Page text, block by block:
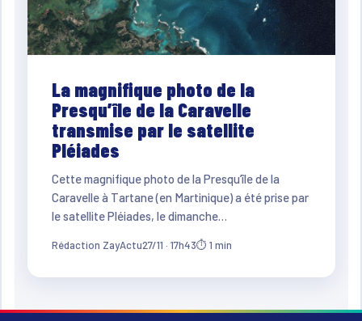
La magnifique photo de la
Presqu’île de la Caravelle
transmise par le satellite
Pléiades
Cette magnifique photo de la Presqu’île de la
Caravelle à Tartane (en Martinique) a été prise par
le satellite Pléiades, le dimanche…
Rédaction ZayActu27/11 · 17h43⏱ 1 min